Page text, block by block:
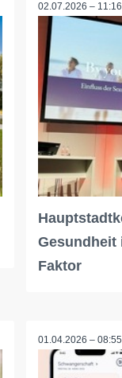
02.07.2026 – 11:16
Faktor
01.04.2026 – 08:55